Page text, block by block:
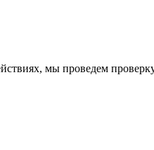
мы проведем